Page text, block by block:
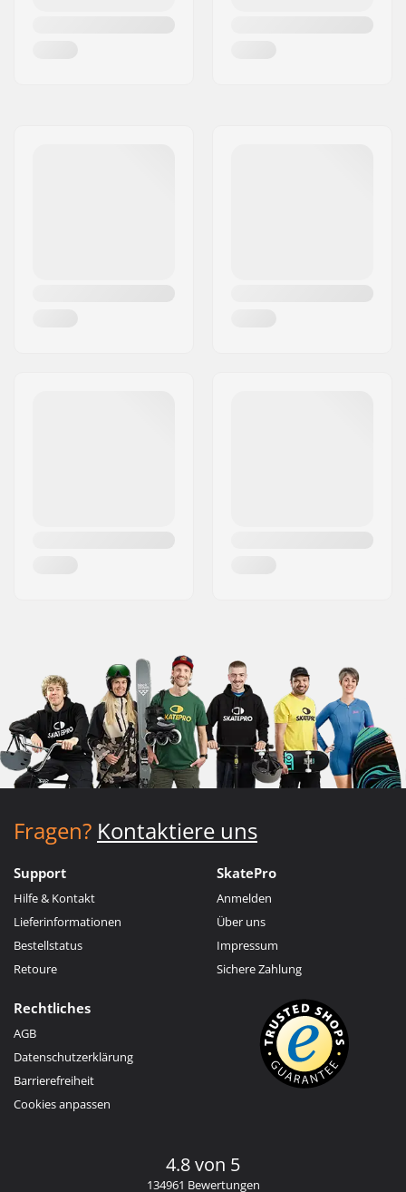
Fragen? Kontaktiere uns
Support
Hilfe & Kontakt
Lieferinformationen
Bestellstatus
Retoure
SkatePro
Anmelden
Über uns
Impressum
Sichere Zahlung
Rechtliches
AGB
Datenschutzerklärung
Barrierefreiheit
Cookies anpassen
4.8 von 5
134961 Bewertungen